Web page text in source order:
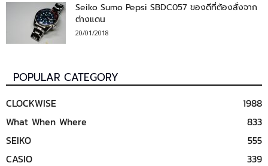
Seiko Sumo Pepsi SBDC057 ของดีที่ต้องสั่งจาก
ต่างแดน
20/01/2018
POPULAR CATEGORY
CLOCKWISE
1988
What When Where
833
SEIKO
555
CASIO
339